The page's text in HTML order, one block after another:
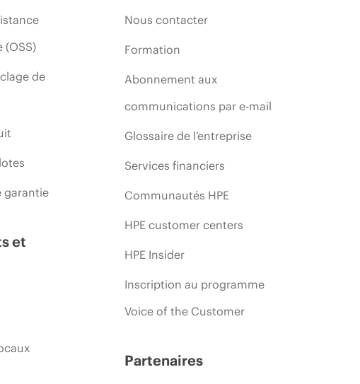
(OSS)
de
garantie
et
Nous contacter
Formation
Abonnement aux
communications par e-mail
Glossaire de l’entreprise
Services financiers
Communautés HPE
HPE customer centers
HPE Insider
Inscription au programme
Voice of the Customer
Partenaires